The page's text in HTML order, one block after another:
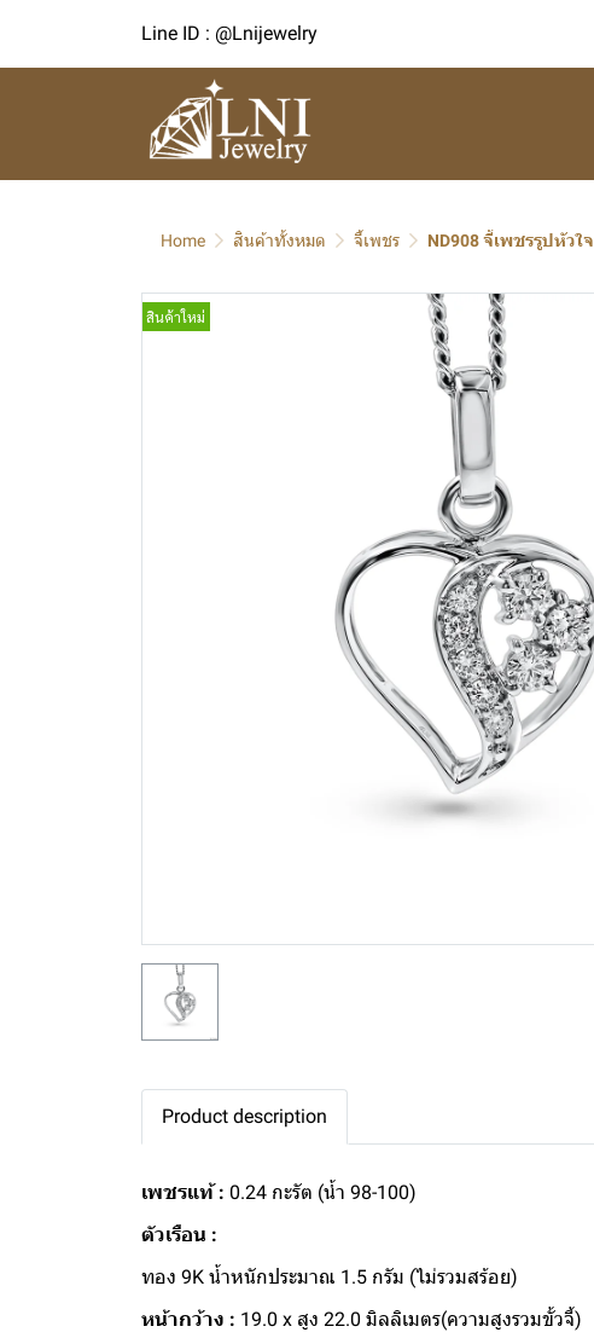
Line ID : @Lnijewelry
Home สินค้าทั้งหมด จี้เพชร ND908 จี้เพชรรูปหัวใจ
สินค้าใหม่
Product description
เพชรแท้ : 0.24 กะรัต (น้ำ 98-100)
ตัวเรือน :
ทอง 9K น้ำหนักประมาณ 1.5 กรัม (ไม่รวมสร้อย)
หน้ากว้าง : 19.0 x สูง 22.0 มิลลิเมตร(ความสูงรวมขั้วจี้)